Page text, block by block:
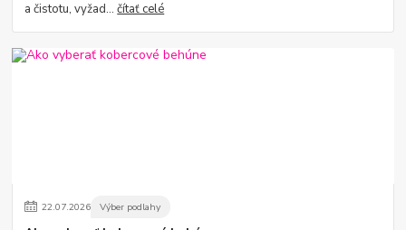
a čistotu, vyžad...čítať celé
22.07.2026 Výber podlahy